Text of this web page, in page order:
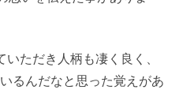
ただき人柄も凄く良く、
るんだなと思った覚えがあ